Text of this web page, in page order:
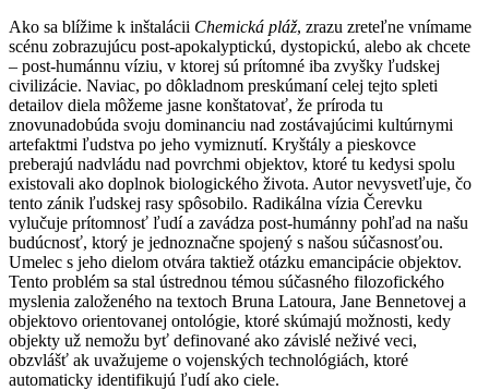
Ako sa blížime k inštalácii Chemická pláž, zrazu zreteľne vnímame
scénu zobrazujúcu post-apokalyptickú, dystopickú, alebo ak chcete
– post-humánnu víziu, v ktorej sú prítomné iba zvyšky ľudskej
civilizácie. Naviac, po dôkladnom preskúmaní celej tejto spleti
detailov diela môžeme jasne konštatovať, že príroda tu
znovunadobúda svoju dominanciu nad zostávajúcimi kultúrnymi
artefaktmi ľudstva po jeho vymiznutí. Kryštály a pieskovce
preberajú nadvládu nad povrchmi objektov, ktoré tu kedysi spolu
existovali ako doplnok biologického života. Autor nevysvetľuje, čo
tento zánik ľudskej rasy spôsobilo. Radikálna vízia Čerevku
vylučuje prítomnosť ľudí a zavádza post-humánny pohľad na našu
budúcnosť, ktorý je jednoznačne spojený s našou súčasnosťou.
Umelec s jeho dielom otvára taktiež otázku emancipácie objektov.
Tento problém sa stal ústrednou témou súčasného filozofického
myslenia založeného na textoch Bruna Latoura, Jane Bennetovej a
objektovo orientovanej ontológie, ktoré skúmajú možnosti, kedy
objekty už nemožu byť definované ako závislé neživé veci,
obzvlášť ak uvažujeme o vojenských technológiách, ktoré
automaticky identifikujú ľudí ako ciele.